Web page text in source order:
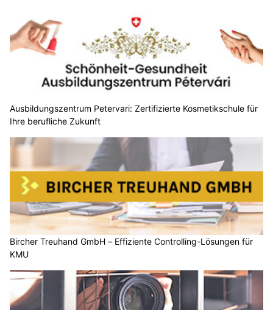
Ausbildungszentrum Petervari: Zertifizierte Kosmetikschule für
Ihre berufliche Zukunft
Bircher Treuhand GmbH – Effiziente Controlling-Lösungen für
KMU